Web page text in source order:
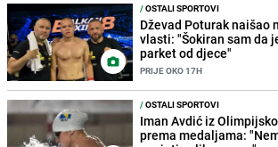
/OSTALI SPORTOVI
Dževad Poturak naišao
vlasti: "Šokiran sam da
parket od djece"
PRIJE OKO 17H
/OSTALI SPORTOVI
Iman Avdić iz
prema medaljama: